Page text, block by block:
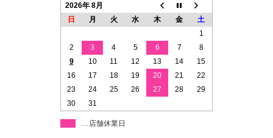
2026年 8月
日
月 火 水 木 金
土
1
2
3 4 5 6 7
8
9
10 11 12 13 14
15
16
17 18 19 20 21
22
23
24 25 26 27 28
29
30
31
…店舗休業日